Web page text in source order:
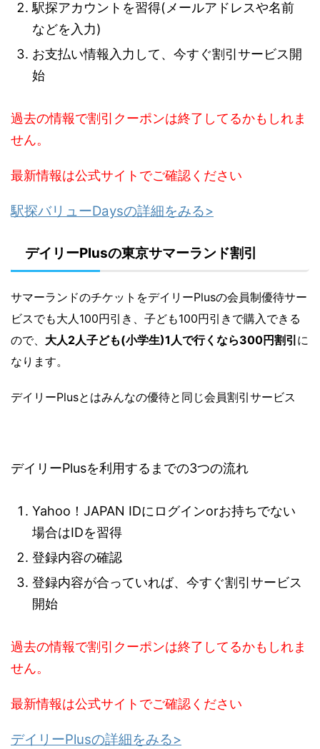
駅探アカウントを習得(メールアドレスや名前
などを入力)
お支払い情報入力して、今すぐ割引サービス開
始
過去の情報で割引クーポンは終了してるかもしれま
せん。
最新情報は公式サイトでご確認ください
駅探バリューDaysの詳細をみる>
デイリーPlusの東京サマーランド割引
サマーランドのチケットをデイリーPlusの会員制優待サー
ビスでも大人100円引き、子ども100円引きで購入できる
ので、 大人2人子ども(小学生)1人で行くなら300円割引 に
なります。
デイリーPlusとはみんなの優待と同じ会員割引サービス
デイリーPlusを利用するまでの3つの流れ
Yahoo！JAPAN IDにログインorお持ちでない
場合はIDを習得
登録内容の確認
登録内容が合っていれば、今すぐ割引サービス
開始
過去の情報で割引クーポンは終了してるかもしれま
せん。
最新情報は公式サイトでご確認ください
デイリーPlusの詳細をみる>